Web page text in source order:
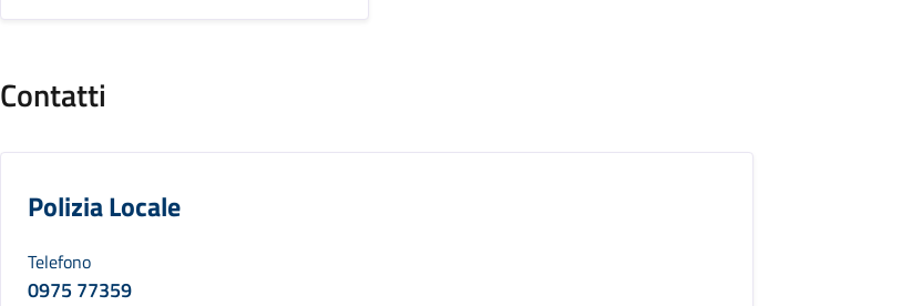
Contatti
Polizia Locale
Telefono
0975 77359